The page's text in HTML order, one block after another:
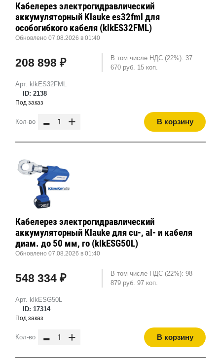
Арт. klkES32FML
ID: 2138
Кабелерез электрогидравлический
аккумуляторный Klauke es32fml для
особогибкого кабеля (klkES32FML)
Обновлено 07.08.2026 в 01:40
208 898 ₽
В том числе НДС (22%): 37
670 руб. 15 коп.
Под заказ
Кол-во - + В корзину
Арт. klkESG50L
ID: 17314
Кабелерез электрогидравлический
аккумуляторный Klauke для cu-, al- и кабеля
диам. до 50 мм, го (klkESG50L)
Обновлено 07.08.2026 в 01:40
548 334 ₽
В том числе НДС (22%): 98
879 руб. 97 коп.
Под заказ
Кол-во - + В корзину